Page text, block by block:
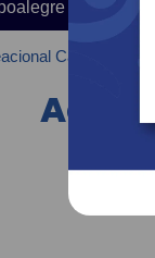
Campoalegre